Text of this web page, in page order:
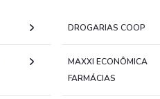
DROGARIAS COOP
MAXXI ECONÔMICA
FARMÁCIAS